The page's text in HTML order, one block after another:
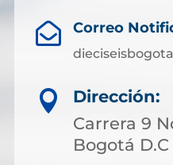
 Correo

Dirección:
Carrera 9
Bogotá D.C